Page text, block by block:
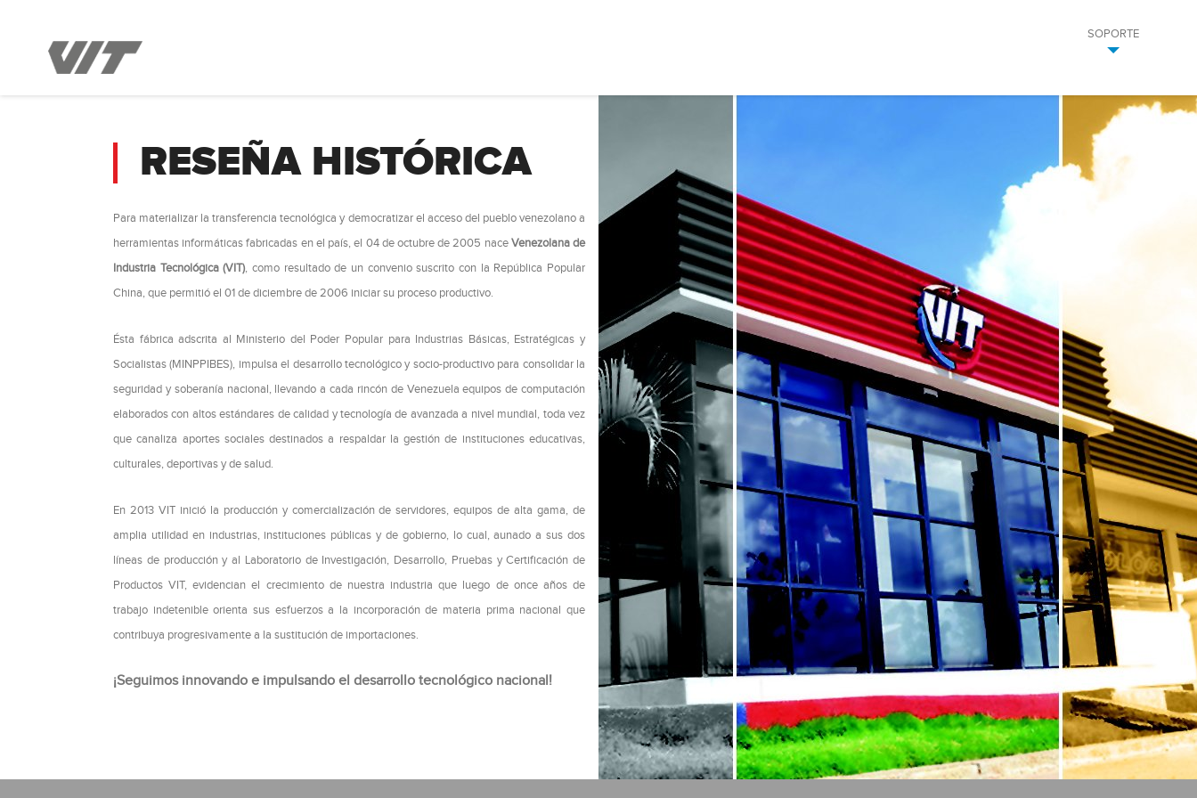
SOPORTE
RESEÑA HISTÓRICA
Para materializar la transferencia tecnológica y democratizar el acceso del pueblo venezolano a
herramientas informáticas fabricadas en el país, el 04 de octubre de 2005 naceVenezolana de
Industria Tecnológica (VIT), como resultado de un convenio suscrito con la República Popular
China, que permitió el 01 de diciembre de 2006 iniciar su proceso productivo.
Ésta fábrica adscrita al Ministerio del Poder Popular para Industrias Básicas, Estratégicas y
Socialistas (MINPPIBES), impulsa el desarrollo tecnológico y socio-productivo para consolidar la
seguridad y soberanía nacional, llevando a cada rincón de Venezuela equipos de computación
elaborados con altos estándares de calidad y tecnología de avanzada a nivel mundial, toda vez
que canaliza aportes sociales destinados a respaldar la gestión de instituciones educativas,
culturales, deportivas y de salud.
En 2013 VIT inició la producción y comercialización de servidores, equipos de alta gama, de
amplia utilidad en industrias, instituciones públicas y de gobierno, lo cual, aunado a sus dos
líneas de producción y al Laboratorio de Investigación, Desarrollo, Pruebas y Certificación de
Productos VIT, evidencian el crecimiento de nuestra industria que luego de once años de
trabajo indetenible orienta sus esfuerzos a la incorporación de materia prima nacional que
contribuya progresivamente a la sustitución de importaciones.
¡Seguimos innovando e impulsando el desarrollo tecnológico nacional!